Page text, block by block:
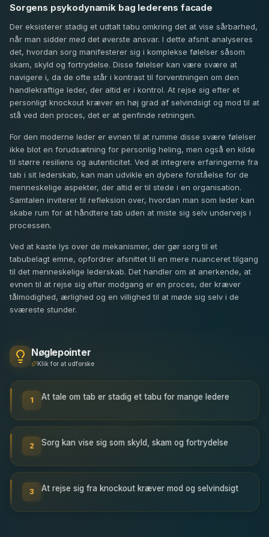
Sorgens psykodynamik bag lederens facade
Der eksisterer stadig et udtalt tabu omkring det at vise sårbarhed,
når man sidder med det øverste ansvar. I dette afsnit analyseres
det, hvordan sorg manifesterer sig i komplekse følelser såsom
skam, skyld og fortrydelse. Disse følelser kan være svære at
navigere i, da de ofte står i kontrast til forventningen om den
handlekraftige leder, der altid er i kontrol. At rejse sig efter et
personligt knockout kræver en høj grad af selvindsigt og mod til at
stå ved den proces, det er at genfinde retningen.
For den moderne leder er evnen til at rumme disse svære følelser
ikke blot en forudsætning for personlig heling, men også en kilde
til større resiliens og autenticitet. Ved at integrere erfaringerne fra
tab i sit lederskab, kan man udvikle en dybere forståelse for de
menneskelige aspekter, der altid er til stede i en organisation.
Samtalen inviterer til refleksion over, hvordan man som leder kan
skabe rum for at håndtere tab uden at miste sig selv undervejs i
processen.
Ved at kaste lys over de mekanismer, der gør sorg til et
tabubelagt emne, opfordrer afsnittet til en mere nuanceret tilgang
til det menneskelige lederskab. Det handler om at anerkende, at
evnen til at rejse sig efter modgang er en proces, der kræver
tålmodighed, ærlighed og en villighed til at møde sig selv i de
sværeste stunder.
Nøglepointer
Klik for at udforske
1 At tale om tab er stadig et tabu for mange ledere
2 Sorg kan vise sig som skyld, skam og fortrydelse
3 At rejse sig fra knockout kræver mod og selvindsigt